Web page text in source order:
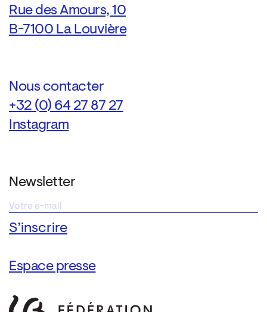
Rue des Amours, 10
B-7100 La Louvière
Nous contacter
+32 (0) 64 27 87 27
Instagram
Newsletter
Espace presse